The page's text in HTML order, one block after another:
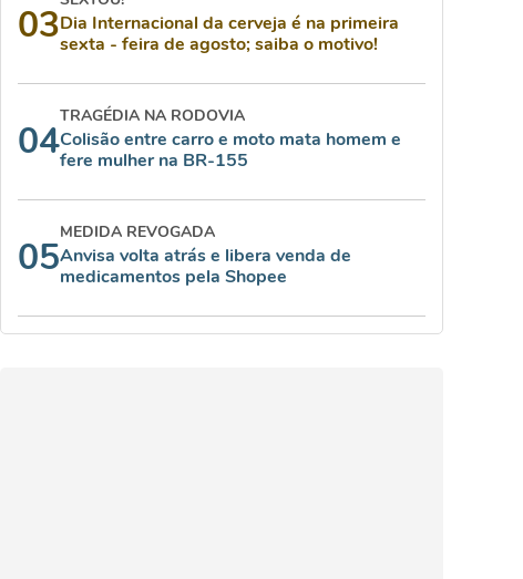
03Dia Internacional da cerveja é na primeira
sexta - feira de agosto; saiba o motivo!
04
TRAGÉDIA NA RODOVIA
Colisão entre carro e moto mata homem e
fere mulher na BR-155
05
MEDIDA REVOGADA
Anvisa volta atrás e libera venda de
medicamentos pela Shopee